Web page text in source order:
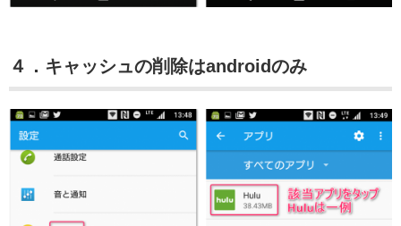
４．キャッシュの削除はandroidのみ